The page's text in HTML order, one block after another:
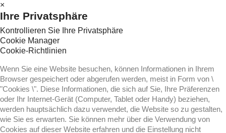
×
Ihre Privatsphäre
Kontrollieren Sie Ihre Privatsphäre
Cookie Manager
Cookie-Richtlinien
Wenn Sie eine Website besuchen, können Informationen in Ihrem
Browser gespeichert oder abgerufen werden, meist in Form von \
"Cookies \". Diese Informationen, die sich auf Sie, Ihre Präferenzen
oder Ihr Internet-Gerät (Computer, Tablet oder Handy) beziehen,
werden hauptsächlich dazu verwendet, die Website so zu gestalten,
wie Sie es erwarten. Sie können mehr über die Verwendung von
Cookies auf dieser Website erfahren und die Einstellung nicht